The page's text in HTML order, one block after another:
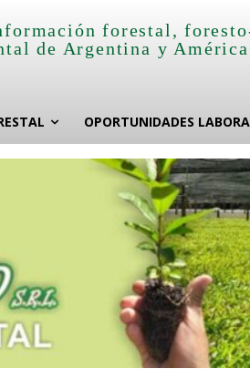
forestal,
de Argentina y
OPORTUNIDADES